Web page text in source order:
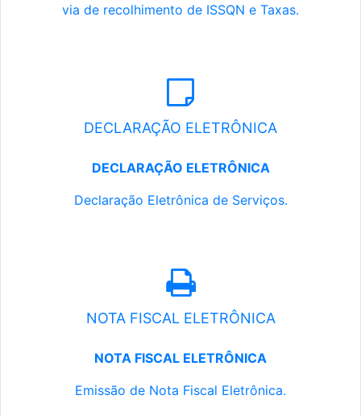
via de recolhimento de ISSQN e Taxas.
DECLARAÇÃO ELETRÔNICA
DECLARAÇÃO ELETRÔNICA
Declaração Eletrônica de Serviços.
NOTA FISCAL ELETRÔNICA
NOTA FISCAL ELETRÔNICA
Emissão de Nota Fiscal Eletrônica.